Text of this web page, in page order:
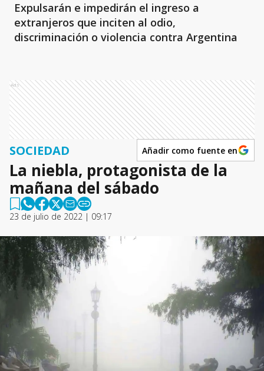
Expulsarán e impedirán el ingreso a
extranjeros que inciten al odio,
discriminación o violencia contra Argentina
Ads
SOCIEDAD Añadir como fuente en
La niebla, protagonista de la
mañana del sábado
23 de julio de 2022 | 09:17